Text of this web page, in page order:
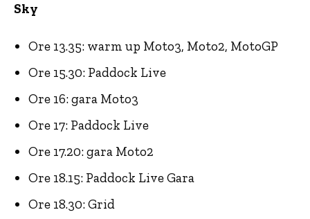
Sky
Ore 13.35: warm up Moto3, Moto2, MotoGP
Ore 15.30: Paddock Live
Ore 16: gara Moto3
Ore 17: Paddock Live
Ore 17.20: gara Moto2
Ore 18.15: Paddock Live Gara
Ore 18.30: Grid